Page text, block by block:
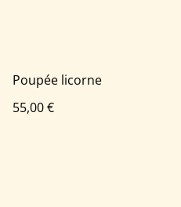
Poupée licorne
55,00 €